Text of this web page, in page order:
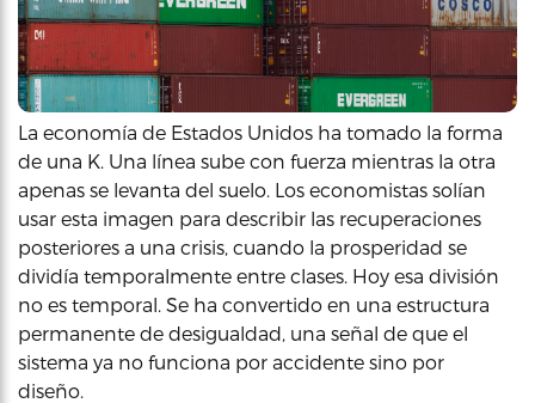
La economía de Estados Unidos ha tomado la forma
de una K. Una línea sube con fuerza mientras la otra
apenas se levanta del suelo. Los economistas solían
usar esta imagen para describir las recuperaciones
posteriores a una crisis, cuando la prosperidad se
dividía temporalmente entre clases. Hoy esa división
no es temporal. Se ha convertido en una estructura
permanente de desigualdad, una señal de que el
sistema ya no funciona por accidente sino por
diseño.